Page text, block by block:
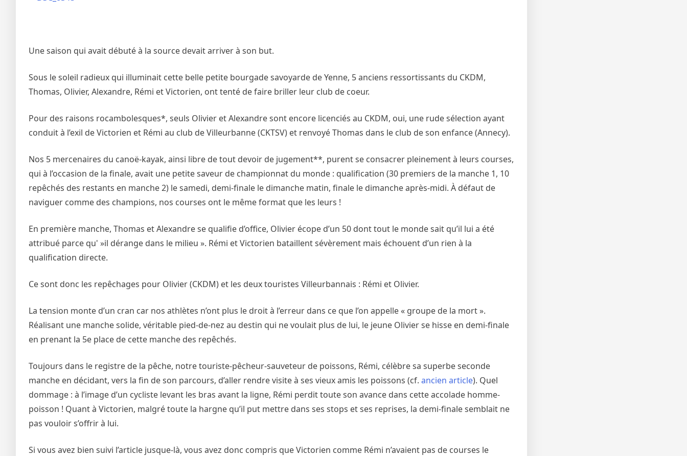
Une saison qui avait débuté à la source devait arriver à son but.
Sous le soleil radieux qui illuminait cette belle petite bourgade savoyarde de Yenne, 5 anciens ressortissants du CKDM,
Thomas, Olivier, Alexandre, Rémi et Victorien, ont tenté de faire briller leur club de coeur.
Pour des raisons rocambolesques*, seuls Olivier et Alexandre sont encore licenciés au CKDM, oui, une rude sélection ayant
conduit à l’exil de Victorien et Rémi au club de Villeurbanne (CKTSV) et renvoyé Thomas dans le club de son enfance (Annecy).
Nos 5 mercenaires du canoë-kayak, ainsi libre de tout devoir de jugement**, purent se consacrer pleinement à leurs courses,
qui à l’occasion de la finale, avait une petite saveur de championnat du monde : qualification (30 premiers de la manche 1, 10
repêchés des restants en manche 2) le samedi, demi-finale le dimanche matin, finale le dimanche après-midi. À défaut de
naviguer comme des champions, nos courses ont le même format que les leurs !
En première manche, Thomas et Alexandre se qualifie d’office, Olivier écope d’un 50 dont tout le monde sait qu’il lui a été
attribué parce qu' »il dérange dans le milieu ». Rémi et Victorien bataillent sévèrement mais échouent d’un rien à la
qualification directe.
Ce sont donc les repêchages pour Olivier (CKDM) et les deux touristes Villeurbannais : Rémi et Olivier.
La tension monte d’un cran car nos athlètes n’ont plus le droit à l’erreur dans ce que l’on appelle « groupe de la mort ».
Réalisant une manche solide, véritable pied-de-nez au destin qui ne voulait plus de lui, le jeune Olivier se hisse en demi-finale
en prenant la 5e place de cette manche des repêchés.
Toujours dans le registre de la pêche, notre touriste-pêcheur-sauveteur de poissons, Rémi, célèbre sa superbe seconde
manche en décidant, vers la fin de son parcours, d’aller rendre visite à ses vieux amis les poissons (cf. ancien article). Quel
dommage : à l’image d’un cycliste levant les bras avant la ligne, Rémi perdit toute son avance dans cette accolade homme-
poisson ! Quant à Victorien, malgré toute la hargne qu’il put mettre dans ses stops et ses reprises, la demi-finale semblait ne
pas vouloir s’offrir à lui.
Si vous avez bien suivi l’article jusque-là, vous avez donc compris que Victorien comme Rémi n’avaient pas de courses le